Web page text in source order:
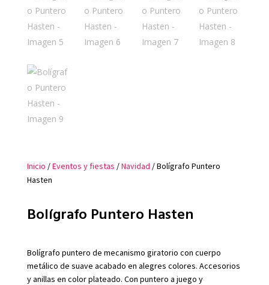
Inicio /Eventos y fiestas /Navidad / Bolígrafo Puntero
Hasten
Bolígrafo Puntero Hasten
Bolígrafo puntero de mecanismo giratorio con cuerpo
metálico de suave acabado en alegres colores. Accesorios
y anillas en color plateado. Con puntero a juego y